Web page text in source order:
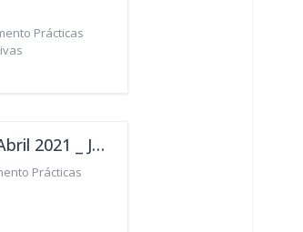
Prácticas
Máster en Logística Integral y Comercio Internacional - Enero 2021 _ Abril 2021 _ Julio 2021
Prácticas